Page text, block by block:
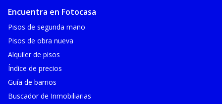
Encuentra en Fotocasa
Pisos de segunda mano
Pisos de obra nueva
Alquiler de pisos
Índice de precios
Guía de barrios
Buscador de Inmobiliarias